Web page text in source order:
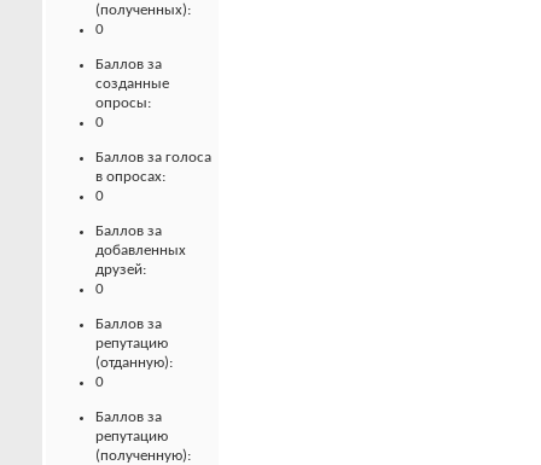
(полученных):
0
Баллов за
созданные
опросы:
0
Баллов за голоса
в опросах:
0
Баллов за
добавленных
друзей:
0
Баллов за
репутацию
(отданную):
0
Баллов за
репутацию
(полученную):